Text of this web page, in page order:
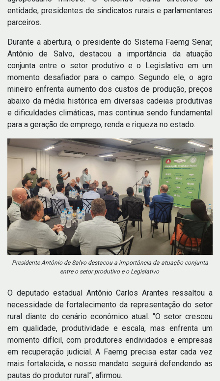
entidade, presidentes de sindicatos rurais e parlamentares
parceiros.
Durante a abertura, o presidente do Sistema Faemg Senar,
Antônio de Salvo, destacou a importância da atuação
conjunta entre o setor produtivo e o Legislativo em um
momento desafiador para o campo. Segundo ele, o agro
mineiro enfrenta aumento dos custos de produção, preços
abaixo da média histórica em diversas cadeias produtivas
e dificuldades climáticas, mas continua sendo fundamental
para a geração de emprego, renda e riqueza no estado.
Presidente Antônio de Salvo destacou a importância da atuação conjunta
entre o setor produtivo e o Legislativo
O deputado estadual Antônio Carlos Arantes ressaltou a
necessidade de fortalecimento da representação do setor
rural diante do cenário econômico atual. “O setor cresceu
em qualidade, produtividade e escala, mas enfrenta um
momento difícil, com produtores endividados e empresas
em recuperação judicial. A Faemg precisa estar cada vez
mais fortalecida, e nosso mandato seguirá defendendo as
pautas do produtor rural”, afirmou.